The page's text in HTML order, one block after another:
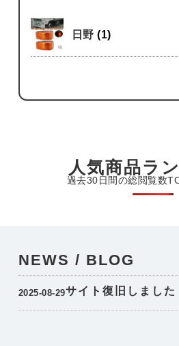
日野(1)
人気商品ラ
過去30日間の総閲覧数
NEWS / BLOG
2025-08-29サイト復旧しました